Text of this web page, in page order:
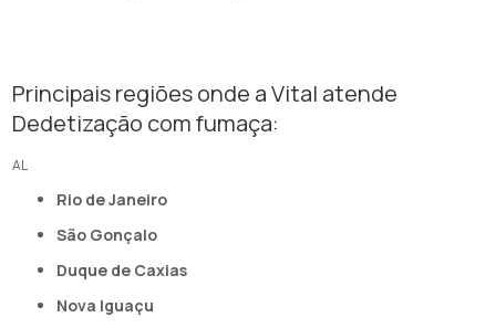
Principais regiões onde a Vital atende
Dedetização com fumaça:
AL
Rio de Janeiro
São Gonçalo
Duque de Caxias
Nova Iguaçu